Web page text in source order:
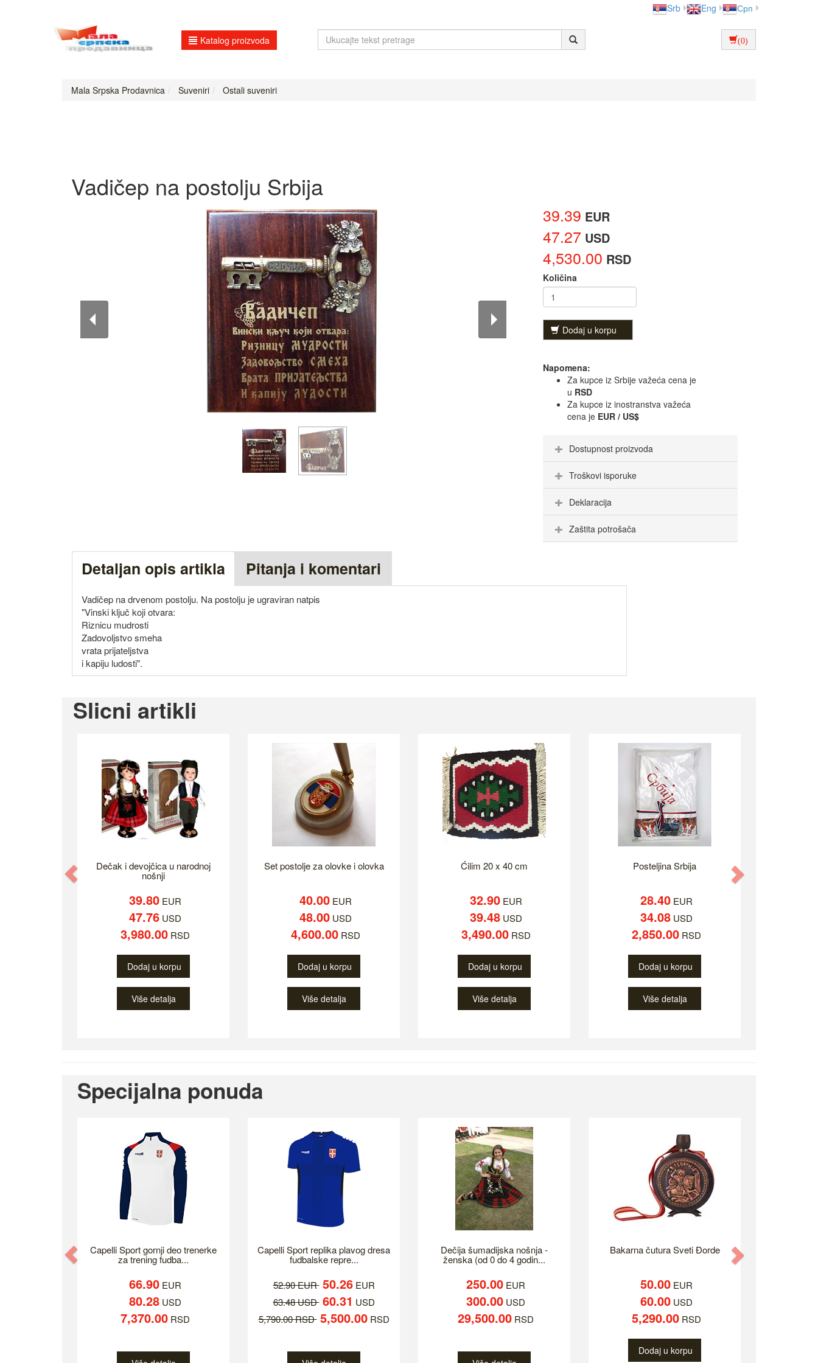
Srb Eng Срп
Katalog proizvoda (0)
Mala Srpska Prodavnica Suveniri Ostali suveniri
Vadičep na postolju Srbija
39.39 EUR
47.27 USD
4,530.00 RSD
Količina
Dodaj u korpu
Napomena:
Za kupce iz Srbije važeća cena je
u RSD
Za kupce iz inostranstva važeća
cena je EUR / US$
Dostupnost proizvoda
Troškovi isporuke
Deklaracija
Zaštita potrošača
Detaljan opis artikla Pitanja i komentari
Vadičep na drvenom postolju. Na postolju je ugraviran natpis
"Vinski ključ koji otvara:
Riznicu mudrosti
Zadovoljstvo smeha
vrata prijateljstva
i kapiju ludosti".
Slicni artikli
Dečak i devojčica u narodnoj
nošnji
39.80EUR
47.76USD
3,980.00RSD
Dodaj u korpu
Više detalja
Set postolje za olovke i olovka
40.00EUR
48.00USD
4,600.00RSD
Dodaj u korpu
Više detalja
Ćilim 20 x 40 cm
32.90EUR
39.48USD
3,490.00RSD
Dodaj u korpu
Više detalja
Posteljina Srbija
28.40EUR
34.08USD
2,850.00RSD
Dodaj u korpu
Više detalja
Previous
Specijalna ponuda
Capelli Sport gornji deo trenerke
za trening fudba...
66.90EUR
80.28USD
7,370.00RSD
Capelli Sport replika plavog dresa
fudbalske repre...
52.90 EUR 50.26EUR
63.48 USD 60.31 USD
5,790.00 RSD 5,500.00RSD
Dečija šumadijska nošnja -
ženska (od 0 do 4 godin...
250.00 EUR
300.00 USD
29,500.00 RSD
Bakarna čutura Sveti Đorde
50.00EUR
60.00USD
5,290.00RSD
Dodaj u korpu
Previous